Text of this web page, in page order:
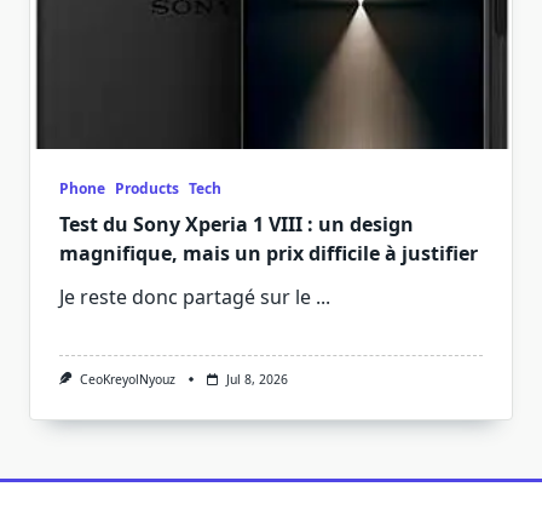
Phone Products Tech
Test du Sony Xperia 1 VIII : un design
magnifique, mais un prix difficile à justifier
Je reste donc partagé sur le ...
CeoKreyolNyouz Jul 8, 2026